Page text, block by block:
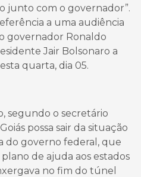
junto com o governador”.
a uma audiência
governador Ronaldo
Jair Bolsonaro a
quarta, dia 05.
segundo o secretário
possa sair da situação
do governo federal, que
de ajuda aos estados
no fim do túnel